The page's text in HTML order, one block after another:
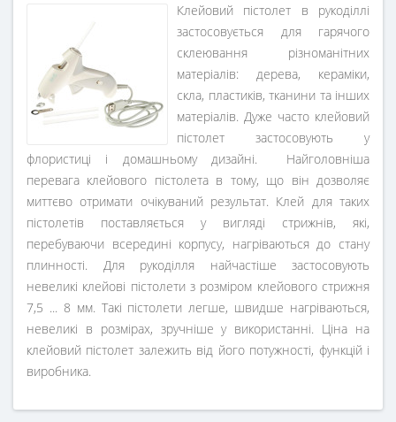
Клейовий пістолет в рукоділлі
застосовується для гарячого
склеювання різноманітних
матеріалів: дерева, кераміки,
скла, пластиків, тканини та інших
матеріалів. Дуже часто клейовий
пістолет застосовують у
флористиці і домашньому дизайні. Найголовніша
перевага клейового пістолета в тому, що він дозволяє
миттєво отримати очікуваний результат. Клей для таких
пістолетів поставляється у вигляді стрижнів, які,
перебуваючи всередині корпусу, нагріваються до стану
плинності. Для рукоділля найчастіше застосовують
невеликі клейові пістолети з розміром клейового стрижня
7,5 ... 8 мм. Такі пістолети легше, швидше нагріваються,
невеликі в розмірах, зручніше у використанні. Ціна на
клейовий пістолет залежить від його потужності, функцій і
виробника.